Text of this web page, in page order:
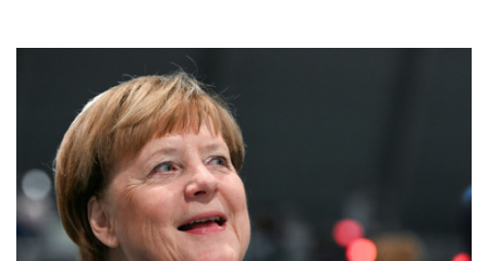
Dobrindt will Forschung zur Drohensicherheit in Deutschland
ausbauen
Iran bekräftigt harte Haltung in Streit um Straße von Hormus
Amtsantritt von Kolumbiens Staatschef De la Espriella von
Gewalt überschattet
Basketball-WM: Geiselsöder macht gesamte Vorbereitung mit
Taifun "Dolphin": Flugausfälle, Evakuierung und höchste